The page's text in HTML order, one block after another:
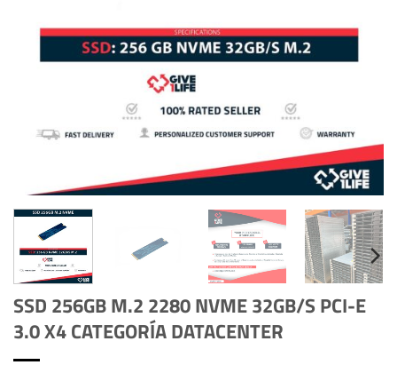
SSD 256GB M.2 2280 NVME 32GB/S PCI-E
3.0 X4 CATEGORÍA DATACENTER